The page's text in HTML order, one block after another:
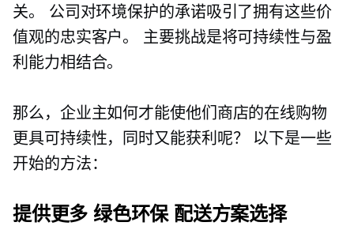
关。 公司对环境保护的承诺吸引了拥有这些价
值观的忠实客户。 主要挑战是将可持续性与盈
利能力相结合。
那么，企业主如何才能使他们商店的在线购物
更具可持续性，同时又能获利呢？ 以下是一些
开始的方法：
提供更多 绿色环保配送方案选择